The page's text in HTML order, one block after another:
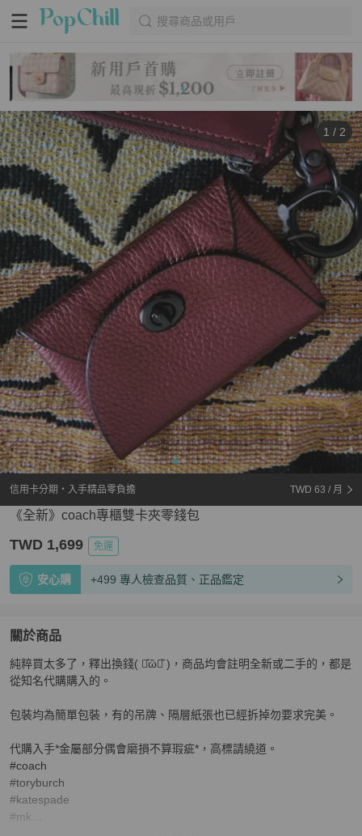
搜尋商品或用戶
1 / 2
信用卡分期・入手精品零負擔 TWD 63 / 月
《全新》coach專櫃雙卡夾零錢包
TWD 1,699 免運
安心購 +499 專人檢查品質、正品鑑定
關於商品
關於《全新》coach專櫃雙卡夾零錢包商品詳情與購買須知
純粹買太多了，釋出換錢( ･᷄ὢ･᷅ )，商品均會註明全新或二手的，都是
從知名代購購入的。
包裝均為簡單包裝，有的吊牌、隔層紙張也已經拆掉勿要求完美。
代購入手*金屬部分偶會磨損不算瑕疵*，高標請繞道。
#coach
#toryburch
#katespade
#mk